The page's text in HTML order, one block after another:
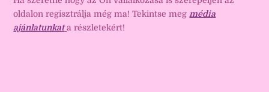
oldalon regisztrálja még ma! Tekintse meg média
ajánlatunkat a részletekért!